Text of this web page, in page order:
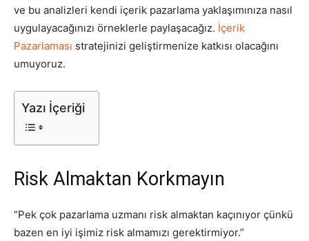
ve bu analizleri kendi içerik pazarlama yaklaşımınıza nasıl
uygulayacağınızı örneklerle paylaşacağız. İçerik
Pazarlaması stratejinizi geliştirmenize katkısı olacağını
umuyoruz.
Yazı İçeriği
Risk Almaktan Korkmayın
“Pek çok pazarlama uzmanı risk almaktan kaçınıyor çünkü
bazen en iyi işimiz risk almamızı gerektirmiyor.”